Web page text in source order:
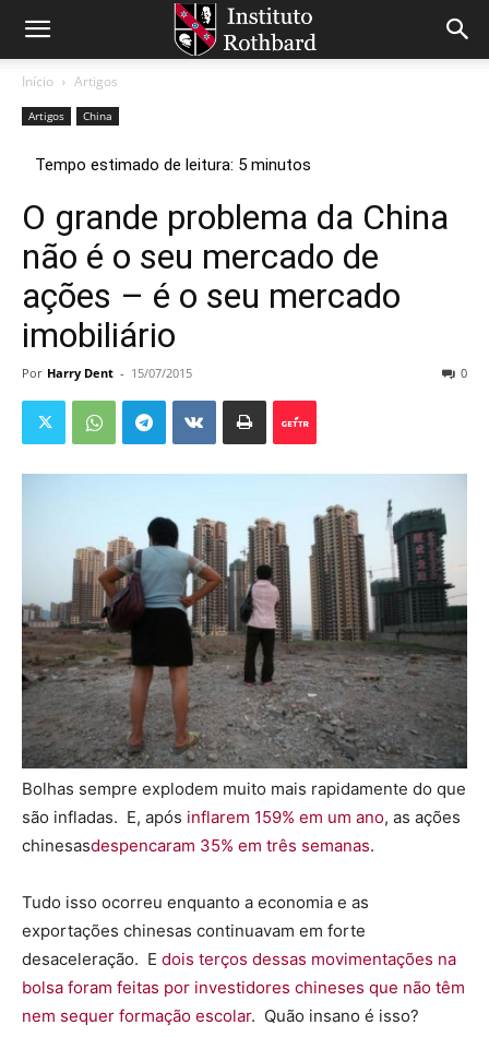
Início Artigos
Artigos China
O grande problema da China
não é o seu mercado de
ações – é o seu mercado
imobiliário
Por Harry Dent - 15/07/2015 0
Bolhas sempre explodem muito mais rapidamente do que
são infladas. E, após inflarem 159% em um ano, as ações
chinesasdespencaram 35% em três semanas.
Tudo isso ocorreu enquanto a economia e as
exportações chinesas continuavam em forte
desaceleração. E dois terços dessas movimentações na
bolsa foram feitas por investidores chineses que não têm
nem sequer formação escolar. Quão insano é isso?